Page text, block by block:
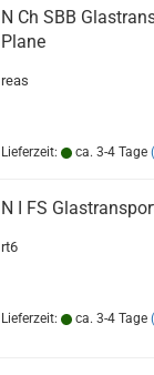
N Ch SBB
Plane
reas
Lieferzeit: ca. 3-4 Tage
N I FS
rt6
Lieferzeit: ca. 3-4 Tage